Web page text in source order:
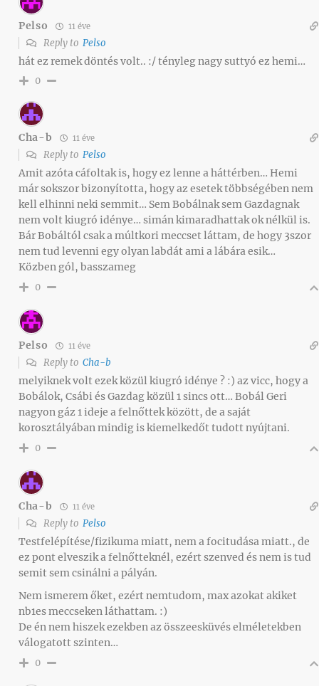
Pelso 11 éve
Reply to Pelso
hát ez remek döntés volt.. :/ tényleg nagy suttyó ez hemi…
0
Cha-b 11 éve
Reply to Pelso
Amit azóta cáfoltak is, hogy ez lenne a háttérben… Hemi
már sokszor bizonyította, hogy az esetek többségében nem
kell elhinni neki semmit… Sem Bobálnak sem Gazdagnak
nem volt kiugró idénye… simán kimaradhattak ok nélkül is.
Bár Bobáltól csak a múltkori meccset láttam, de hogy 3szor
nem tud levenni egy olyan labdát ami a lábára esik…
Közben gól, basszameg
0
Pelso 11 éve
Reply to Cha-b
melyiknek volt ezek közül kiugró idénye ? :) az vicc, hogy a
Bobálok, Csábi és Gazdag közül 1 sincs ott… Bobál Geri
nagyon gáz 1 ideje a felnőttek között, de a saját
korosztályában mindig is kiemelkedőt tudott nyújtani.
0
Cha-b 11 éve
Reply to Pelso
Testfelépítése/fizikuma miatt, nem a focitudása miatt., de
ez pont elveszik a felnőtteknél, ezért szenved és nem is tud
semit sem csinálni a pályán.
Nem ismerem őket, ezért nemtudom, max azokat akiket
nb1es meccseken láthattam. :)
De én nem hiszek ezekben az összeesküvés elméletekben
válogatott szinten…
0